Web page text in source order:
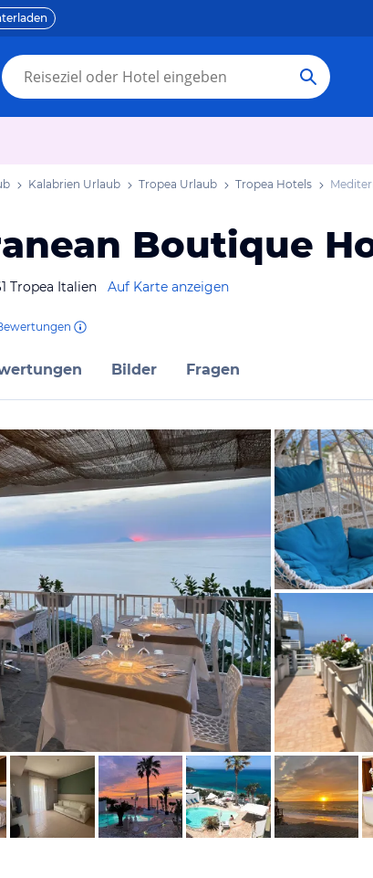
Kalabrien Urlaub Tropea Urlaub Tropea Hotels
Boutique
Tropea Italien Auf Karte anzeigen
Bilder Fragen
von Expedia
von Expedia